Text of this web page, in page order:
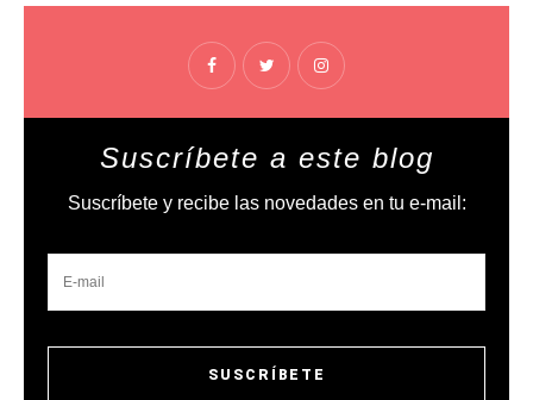
Suscríbete a este blog
Suscríbete y recibe las novedades en tu e-mail: